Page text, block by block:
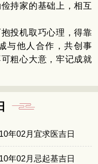
持家的基础上，相互
投机取巧心理，得靠
与他人合作，共创事
粗心大意，牢记成就
年02月宜求医吉日
年02月忌起基吉日